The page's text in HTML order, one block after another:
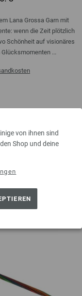
von ihnen sind
Shop und deine
Lana Grossa Garn mit
wenn die Zeit plötzlich
Schönheit auf visionäres
...
LEGEN